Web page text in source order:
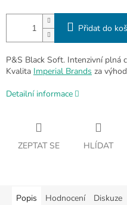
Přidat do
P&S Black Soft. Intenzivní plná
Kvalita Imperial Brands za
Detailní informace
ZEPTAT SE HLÍDAT
Popis Hodnocení Diskuze